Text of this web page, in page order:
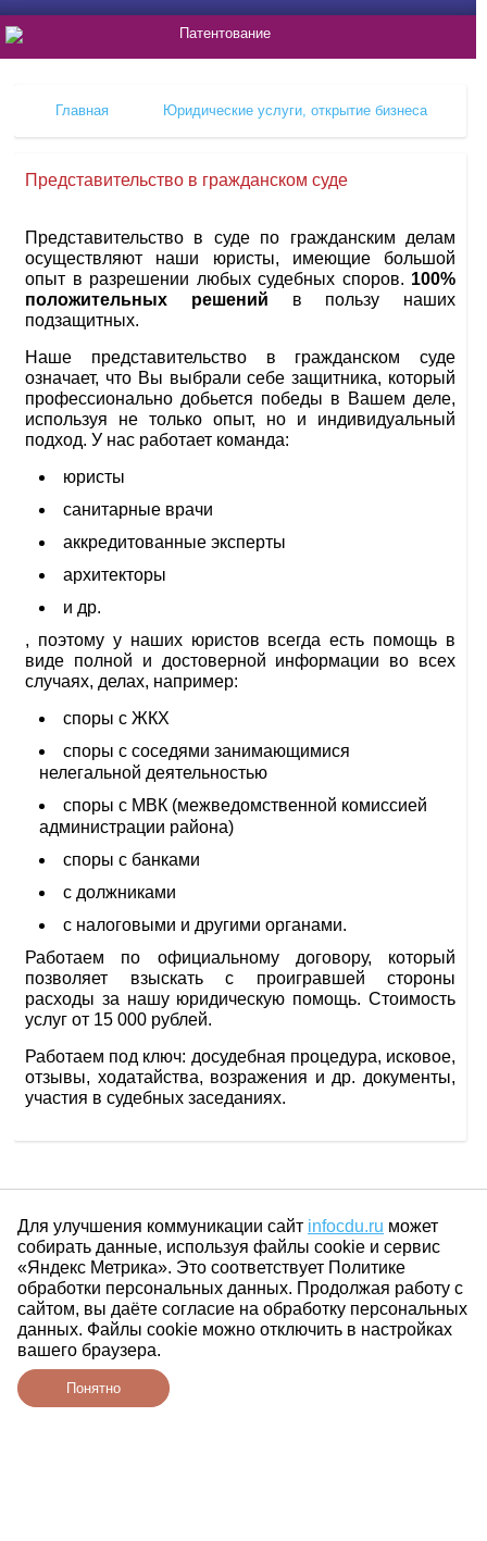
Патентование
Главная Юридические услуги, открытие бизнеса
Представительство в гражданском суде
Представительство в суде по гражданским делам
осуществляют наши юристы, имеющие большой
опыт в разрешении любых судебных споров. 100%
положительных решений в пользу наших
подзащитных.
Наше представительство в гражданском суде
означает, что Вы выбрали себе защитника, который
профессионально добьется победы в Вашем деле,
используя не только опыт, но и индивидуальный
подход. У нас работает команда:
юристы
санитарные врачи
аккредитованные эксперты
архитекторы
и др.
, поэтому у наших юристов всегда есть помощь в
виде полной и достоверной информации во всех
случаях, делах, например:
споры с ЖКХ
споры с соседями занимающимися
нелегальной деятельностью
споры с МВК (межведомственной комиссией
администрации района)
споры с банками
с должниками
с налоговыми и другими органами.
Работаем по официальному договору, который
позволяет взыскать с проигравшей стороны
расходы за нашу юридическую помощь. Стоимость
услуг от 15 000 рублей.
Работаем под ключ: досудебная процедура, исковое,
отзывы, ходатайства, возражения и др. документы,
участия в судебных заседаниях.
Для улучшения коммуникации сайт infocdu.ru может
собирать данные, используя файлы cookie и сервис
«Яндекс Метрика». Это соответствует Политике
обработки персональных данных. Продолжая работу с
сайтом, вы даёте согласие на обработку персональных
данных. Файлы cookie можно отключить в настройках
вашего браузера.
Понятно